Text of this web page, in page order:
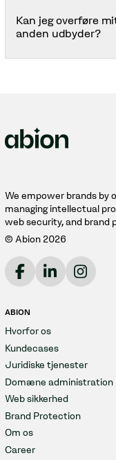
brugerne. Et stærkt
understøtte SEO
Kan jeg overføre
anden udbyder?
We empower brands by
managing intellectual
web security, and brand
© Abion 2026
ABION
Hvorfor os
Kundecases
Juridiske tjenester
Domæne administration
Web sikkerhed
Brand Protection
Om os
Career